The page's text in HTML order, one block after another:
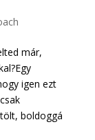
már,
igen ezt
boldoggá